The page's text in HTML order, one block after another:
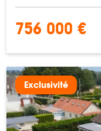
756 000 €
Exclusivité